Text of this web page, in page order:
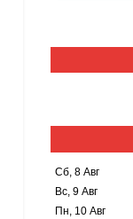
Сб, 8 Авг
Вс, 9 Авг
Пн, 10 Авг